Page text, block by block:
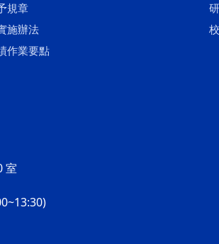
規章
施辦法
作業要點
室